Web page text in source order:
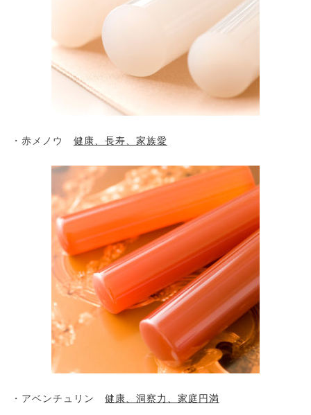
・赤メノウ 健康、長寿、 家族愛
・アベンチュリン 健康、洞察力、 家庭円満